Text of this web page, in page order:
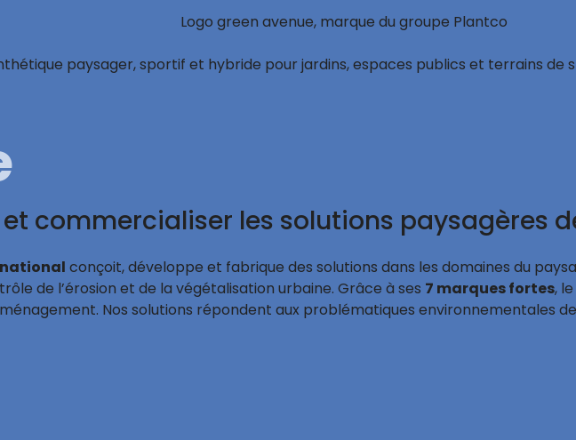
paysager, sportif et hybride pour jardins, espaces publics et terrains de
commercialiser les solutions paysagères
conçoit, développe et fabrique des solutions dans les domaines du
de l’érosion et de la végétalisation urbaine. Grâce à ses 7 marques fortes,
Nos solutions répondent aux problématiques environnementales